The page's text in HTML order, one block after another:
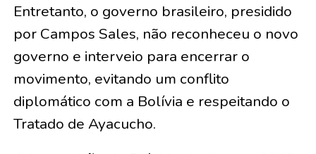
Entretanto, o governo brasileiro, presidido
por Campos Sales, não reconheceu o novo
governo e interveio para encerrar o
movimento, evitando um conflito
diplomático com a Bolívia e respeitando o
Tratado de Ayacucho.